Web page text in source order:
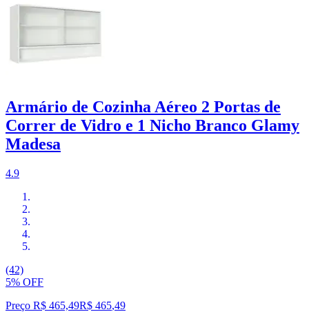
Armário de Cozinha Aéreo 2 Portas de
Correr de Vidro e 1 Nicho Branco Glamy
Madesa
4.9
(42)
5% OFF
Preço R$ 465,49R$ 465,49